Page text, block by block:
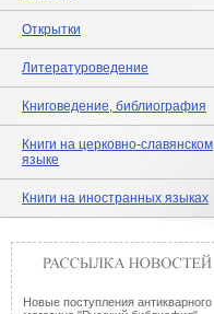
Открытки
Литературоведение
Книговедение, библиография
Книги на церковно-славянском
языке
Книги на иностранных языках
Новые поступления антикварного